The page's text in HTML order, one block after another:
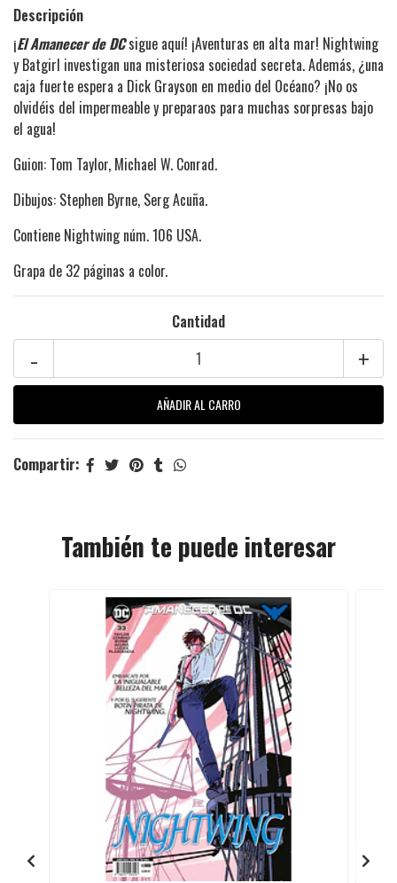
Descripción
¡El Amanecer de DCsigue aquí! ¡Aventuras en alta mar! Nightwing
y Batgirl investigan una misteriosa sociedad secreta. Además, ¿una
caja fuerte espera a Dick Grayson en medio del Océano? ¡No os
olvidéis del impermeable y preparaos para muchas sorpresas bajo
el agua!
Guion: Tom Taylor, Michael W. Conrad.
Dibujos: Stephen Byrne, Serg Acuña.
Contiene Nightwing núm. 106 USA.
Grapa de 32 páginas a color.
Cantidad
+
-
Compartir:
También te puede interesar